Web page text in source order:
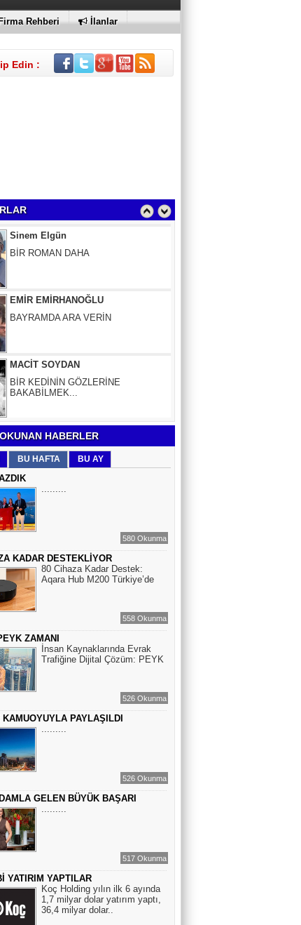
Rehberi İlanlar
Edin :
BİR ROMAN DAHA
EMİR EMİRHANOĞLU
MACİT SOYDAN
Aybüke Bafralıoğlu
BOĞAÇ YÜZGÜL
TURİZM VE EĞİTİM
Mr.Hiko...
KORKU VE ŞÜPHE
Çiğdem Yorgancıoğlu
İkilikli ve İkircikli Tabiat Diyalektiğinde
Mobius Spiral Mucizeler, Akış ve Doğa
Sinem Elgün
BİR ROMAN DAHA
EMİR EMİRHANOĞLU
BAYRAMDA ARA VERİN
MACİT SOYDAN
BİR KEDİNİN GÖZLERİNE
BAKABİLMEK...
HABERLER
BU HAFTA BU AY
.........
580 Okunma
KADAR DESTEKLİYOR
80 Cihaza Kadar Destek:
Aqara Hub M200 Türkiye’de
558 Okunma
ZAMANI
İnsan Kaynaklarında Evrak
Trafiğine Dijital Çözüm: PEYK
526 Okunma
PAYLAŞILDI
.........
526 Okunma
GELEN BÜYÜK BAŞARI
.........
517 Okunma
YATIRIM YAPTILAR
Koç Holding yılın ilk 6 ayında
1,7 milyar dolar yatırım yaptı,
36,4 milyar dolar..